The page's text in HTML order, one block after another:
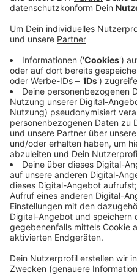
Anzeige
Insgesamt sind seit dem
rund 380 Kilometer
NRW saniert worden. In
mit dem Geld aus dem
über die Sülz neu gebaut
Brücke in
geförderten Projekten. Bei
der Straßen ist der
allerdings nicht im Fokus:
in der aktuellen Liste des
dem Oberbergischen rund
Anzeige